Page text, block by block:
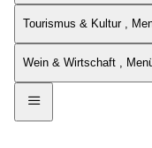
Tourismus & Kultur ,
Wein & Wirtschaft ,